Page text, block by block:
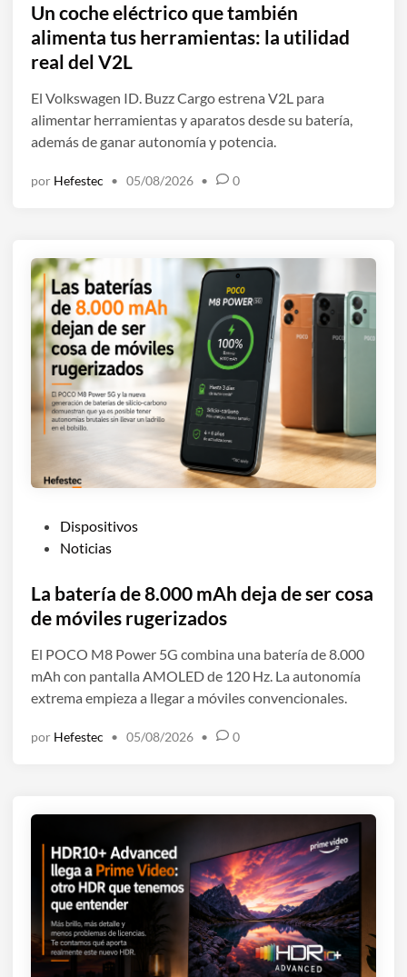
l
i
d
o
e
Un coche eléctrico que también
alimenta tus herramientas: la utilidad
real del V2L
El Volkswagen ID. Buzz Cargo estrena V2L para
alimentar herramientas y aparatos desde su batería,
además de ganar autonomía y potencia.
por Hefestec • 05/08/2026 • 0
l
i
a
d
o
n
Dispositivos
Noticias
La batería de 8.000 mAh deja de ser cosa
de móviles rugerizados
El POCO M8 Power 5G combina una batería de 8.000
mAh con pantalla AMOLED de 120 Hz. La autonomía
extrema empieza a llegar a móviles convencionales.
por Hefestec • 05/08/2026 • 0